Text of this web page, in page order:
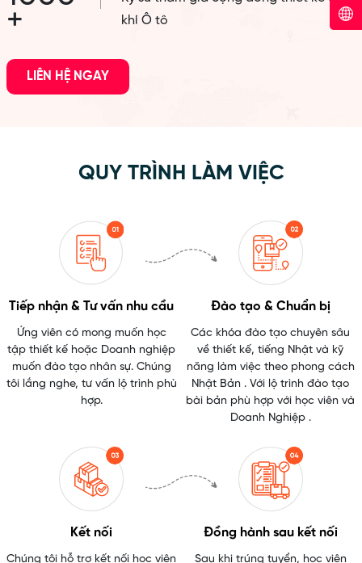
+
khí Ô tô
LIÊN HỆ NGAY
QUY TRÌNH LÀM VIỆC
Tiếp nhận & Tư vấn nhu cầu
Ứng viên có mong muốn học
tập thiết kế hoặc Doanh nghiệp
muốn đào tạo nhân sự. Chúng
tôi lắng nghe, tư vấn lộ trình phù
hợp.
Đào tạo & Chuẩn bị
Các khóa đào tạo chuyên sâu
về thiết kế, tiếng Nhật và kỹ
năng làm việc theo phong cách
Nhật Bản . Với lộ trình đào tạo
bài bản phù hợp với học viên và
Doanh Nghiệp .
Kết nối
Chúng tôi hỗ trợ kết nối học viên
Đồng hành sau kết nối
Sau khi trúng tuyển, học viên